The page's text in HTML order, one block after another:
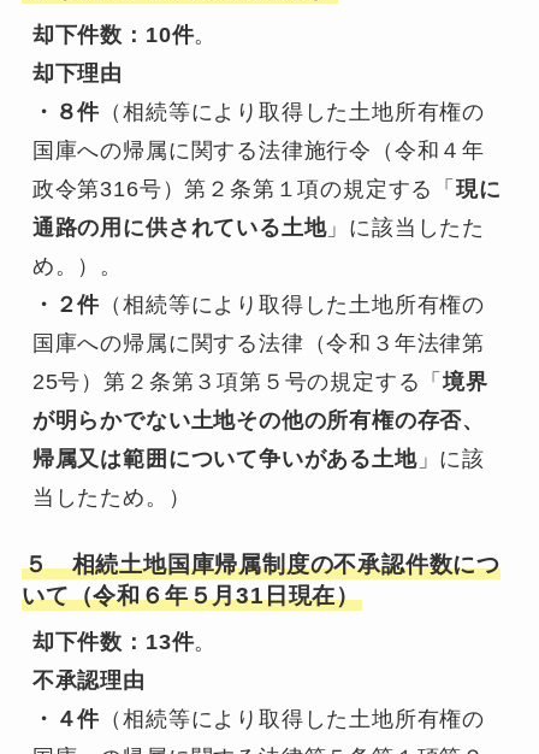
却下件数：10件。
却下理由
・８件 （相続等により取得した土地所有権の
国庫への帰属に関する法律施行令（令和４年
政令第316号）第２条第１項の規定する「 現に
通路の用に供されている土地」に該当したた
め。）。
・２件 （相続等により取得した土地所有権の
国庫への帰属に関する法律（令和３年法律第
25号）第２条第３項第５号の規定する「境界
が明らかでない土地その他の所有権の存否、
帰属又は範囲について争いがある土地」に該
当したため。）
５ 相続土地国庫帰属制度の不承認件数につ
いて（令和６年５月31日現在）
却下件数：13件。
不承認理由
・４件 （相続等により取得した土地所有権の